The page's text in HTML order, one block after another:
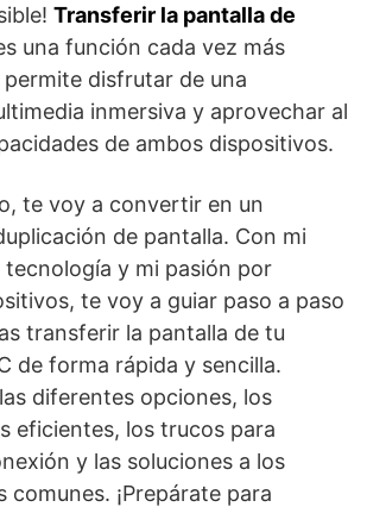
Transferir la pantalla de
una función cada vez más
disfrutar de una
inmersiva y aprovechar al
de ambos dispositivos.
te voy a convertir en un
de pantalla. Con mi
tecnología y mi pasión por
te voy a guiar paso a paso
transferir la pantalla de tu
de forma rápida y sencilla.
diferentes opciones, los
eficientes, los trucos para
y las soluciones a los
comunes. ¡Prepárate para